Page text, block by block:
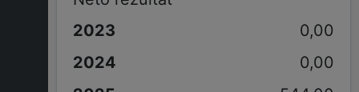
0,00
0,00